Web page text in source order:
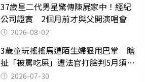
37歲星二代男星驚傳陳屍家中！經紀
公司證實 2個月前才與父開演唱會
2026-08-02
3歲童玩搖搖馬遭陌生婦狠甩巴掌 瞎
扯「被罵吃屎」遭法官打臉判5月須入
監 2026-07-30